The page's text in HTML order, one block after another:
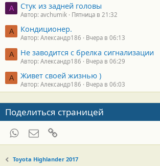
A Стук из задней головы
Автор: avchumik Пятница в 21:32
А Кондиционер.
Автор: Александр186 Вчера в 06:13
А Не заводится с брелка сигнализации
Автор: Александр186 Вчера в 06:29
А Живет своей жизнью )
Автор: Александр186 Вчера в 06:03
Поделиться страницей
WhatsAppЭлектронная почта
Toyota Highlander 2017